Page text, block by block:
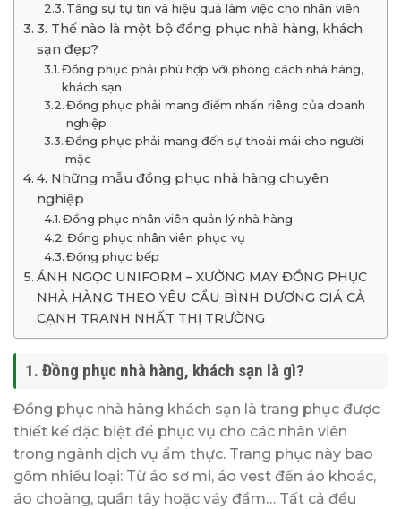
Tăng sự tự tin và hiệu quả làm việc cho nhân viên
3. Thế nào là một bộ đồng phục nhà hàng, khách
sạn đẹp?
Đồng phục phải phù hợp với phong cách nhà hàng,
khách sạn
Đồng phục phải mang điểm nhấn riêng của doanh
nghiệp
Đồng phục phải mang đến sự thoải mái cho người
mặc
4. Những mẫu đồng phục nhà hàng chuyên
nghiệp
Đồng phục nhân viên quản lý nhà hàng
Đồng phục nhân viên phục vụ
Đồng phục bếp
ÁNH NGỌC UNIFORM – XƯỞNG MAY ĐỒNG PHỤC
NHÀ HÀNG THEO YÊU CẦU BÌNH DƯƠNG GIÁ CẢ
CẠNH TRANH NHẤT THỊ TRƯỜNG
1. Đồng phục nhà hàng, khách sạn là gì?
Đồng phục nhà hàng khách sạn là trang phục được
thiết kế đặc biệt để phục vụ cho các nhân viên
trong ngành dịch vụ ẩm thực. Trang phục này bao
gồm nhiều loại: Từ áo sơ mi, áo vest đến áo khoác,
áo choàng, quần tây hoặc váy đầm… Tất cả đều